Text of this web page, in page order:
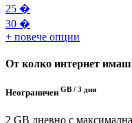
25 �
30 �
+ повече опции
От колко интернет
Неограничен GB / 3 дни
2 GB дневно с